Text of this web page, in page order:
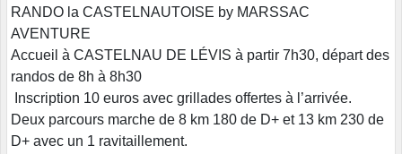
RANDO la CASTELNAUTOISE by MARSSAC
AVENTURE
Accueil à CASTELNAU DE LÉVIS à partir 7h30, départ des
randos de 8h à 8h30
Inscription 10 euros avec grillades offertes à l’arrivée.
Deux parcours marche de 8 km 180 de D+ et 13 km 230 de
D+ avec un 1 ravitaillement.